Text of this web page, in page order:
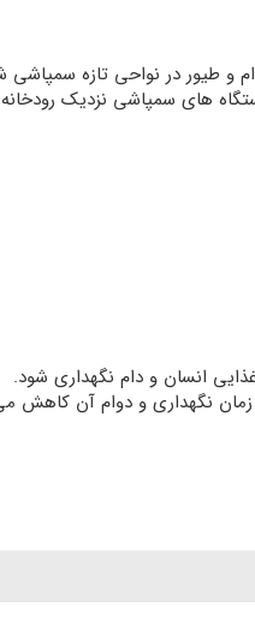
طیور در نواحی تازه سمپاشی
های سمپاشی نزدیک
انسان و دام نگهداری شود.
آفت کش، زمان نگهداری و دوام